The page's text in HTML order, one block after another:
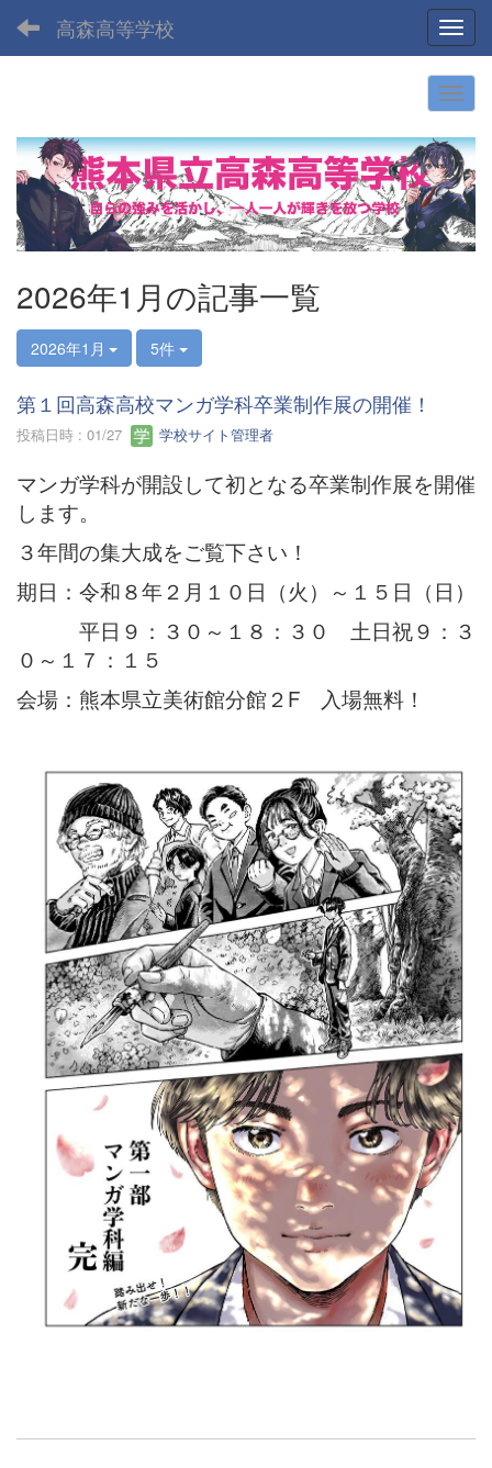
高森高等学校
2026年1月の記事一覧
2026年1月 5件
第１回高森高校マンガ学科卒業制作展の開催！
投稿日時 : 01/27 学校サイト管理者
マンガ学科が開設して初となる卒業制作展を開催
します。
３年間の集大成をご覧下さい！
期日：令和８年２月１０日（火）～１５日（日）
平日９：３０～１８：３０ 土日祝９：３
０～１７：１５
会場：熊本県立美術館分館２F 入場無料！